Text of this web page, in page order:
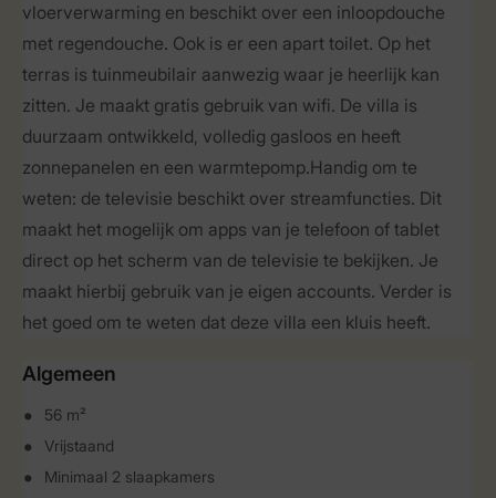
vloerverwarming en beschikt over een inloopdouche
met regendouche. Ook is er een apart toilet. Op het
terras is tuinmeubilair aanwezig waar je heerlijk kan
zitten. Je maakt gratis gebruik van wifi. De villa is
duurzaam ontwikkeld, volledig gasloos en heeft
zonnepanelen en een warmtepomp.Handig om te
weten: de televisie beschikt over streamfuncties. Dit
maakt het mogelijk om apps van je telefoon of tablet
direct op het scherm van de televisie te bekijken. Je
maakt hierbij gebruik van je eigen accounts. Verder is
het goed om te weten dat deze villa een kluis heeft.
Algemeen
56 m²
Vrijstaand
Minimaal 2 slaapkamers